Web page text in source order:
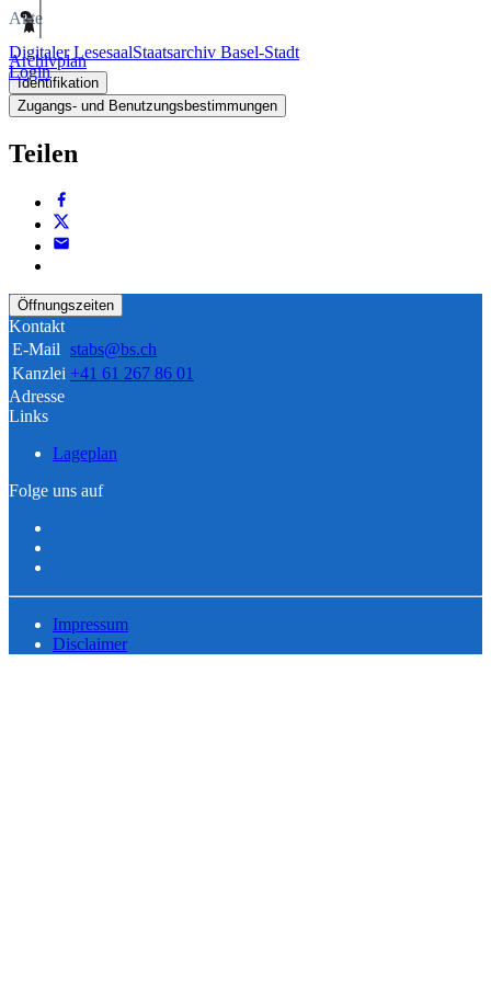
Digitaler LesesaalStaatsarchiv Basel-Stadt
Login
Akte
Archivplan
Identifikation
Zugangs- und Benutzungsbestimmungen
Teilen
Öffnungszeiten
Kontakt
E-Mail stabs@bs.ch
Kanzlei +41 61 267 86 01
Adresse
Links
Lageplan
Folge uns auf
Impressum
Disclaimer